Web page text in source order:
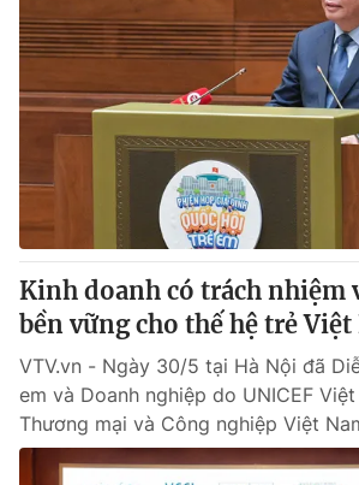
Kinh doanh có trách nhiệm
bền vững cho thế hệ trẻ Việt
VTV.vn - Ngày 30/5 tại Hà Nội đã
em và Doanh nghiệp do UNICEF
Thương mại và Công nghiệp Việt